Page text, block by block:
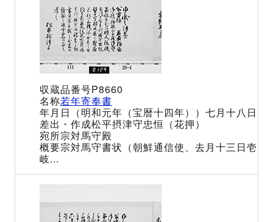
P8660
若年寄奉書
（明和元年（宝暦十四年））七月十八日
松平摂津守忠恒（花押）
宗対馬守殿
宗対馬守書状（朝鮮通信使、去月十三日壱
岐...